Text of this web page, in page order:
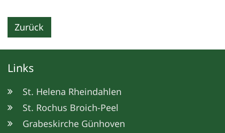
Zurück
Links
St. Helena Rheindahlen
St. Rochus Broich-Peel
Grabeskirche Günhoven